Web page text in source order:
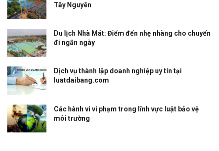
Tây Nguyên
Du lịch Nhà Mát: Điểm đến nhẹ nhàng cho chuyến
đi ngắn ngày
Dịch vụ thành lập doanh nghiệp uy tín tại
luatdaibang.com
Các hành vi vi phạm trong lĩnh vực luật bảo vệ
môi trường